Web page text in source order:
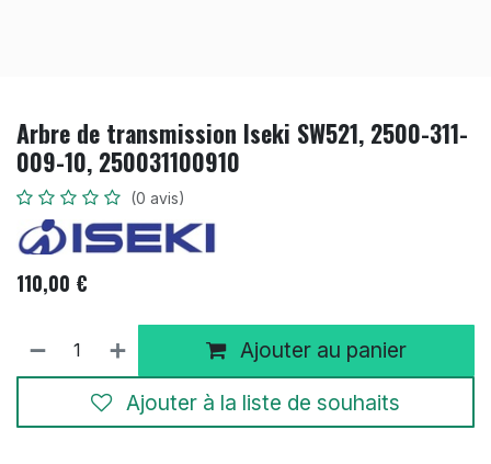
Arbre de transmission Iseki SW521, 2500-311-
009-10, 250031100910
(0 avis)
110,00 €
Ajouter au panier
Ajouter à la liste de souhaits